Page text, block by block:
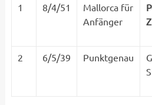
1
8/4/51
Mallorca für
Anfänger
2 6/5/39 Punktgenau